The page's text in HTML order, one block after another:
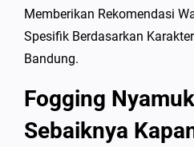
Memberikan Rekomendasi
Spesifik Berdasarkan
Bandung.
Fogging
Sebaiknya